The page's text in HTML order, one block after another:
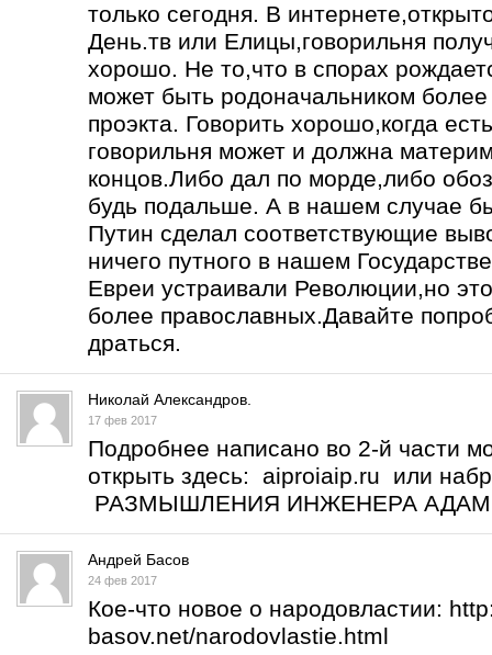
только сегодня. В
День.тв или Елицы,говорильня
хорошо. Не то,что в спорах
может быть родоначальником более
проэкта. Говорить хорошо,когда
говорильня может и должна
концов.Либо дал по морде,либо
будь подальше. А в нашем случае
Путин сделал соответствующие
ничего путного в нашем
Евреи устраивали Революции,но
более православных.Давайте
драться.
Николай Александров.
17 фев 2017
Подробнее написано во 2-й части
открыть здесь: aiproiaip.ru или
РАЗМЫШЛЕНИЯ ИНЖЕНЕРА
Андрей Басов
24 фев 2017
Кое-что новое о народовластии:
basov.net/narodovlastie.html